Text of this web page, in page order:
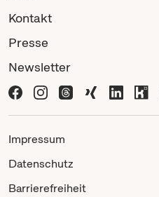
Kontakt
Presse
Newsletter
Impressum
Datenschutz
Barrierefreiheit